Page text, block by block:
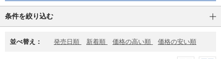
条件を絞り込む
並べ替え： 発売日順 新着順 価格の高い順 価格の安い順